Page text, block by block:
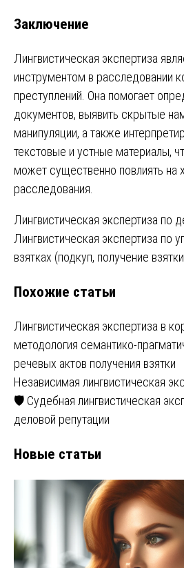
Заключение
Лингвистическая экспертиза
инструментом в расследовании
преступлений. Она помогает
документов, выявить скрытые
манипуляции, а также
текстовые и устные материалы,
может существенно повлиять на
расследования.
Навигация
по
Лингвистическая экспертиза по
Лингвистическая экспертиза по
взятках (подкуп, получение
Похожие статьи
Лингвистическая экспертиза в
методология семантико-
речевых актов получения взятки
Независимая лингвистическая
🛡️ Судебная лингвистическая
деловой репутации
Новые статьи